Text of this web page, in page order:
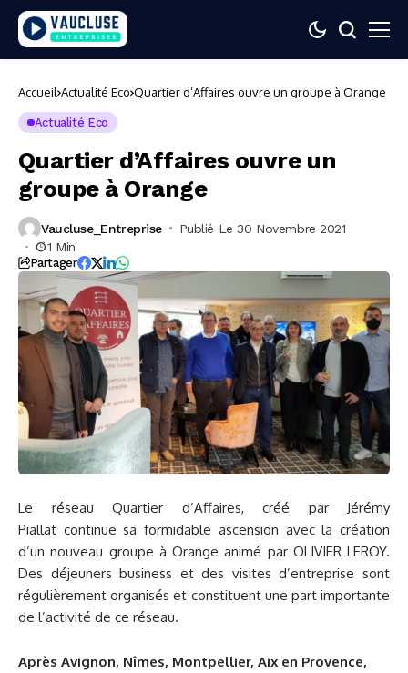
Accueil Actualité Eco Quartier d’Affaires ouvre un groupe à Orange
Actualité Eco
Quartier d’Affaires ouvre un
groupe à Orange
Vaucluse_Entreprise
Publié Le 30 Novembre 2021
1 Min
Partager
Le réseau Quartier d’Affaires, créé par Jérémy
Piallat continue sa formidable ascension avec la création
d’un nouveau groupe à Orange animé par OLIVIER LEROY.
Des déjeuners business et des visites d’entreprise sont
régulièrement organisés et constituent une part importante
de l’activité de ce réseau.
Après Avignon, Nîmes, Montpellier, Aix en Provence,